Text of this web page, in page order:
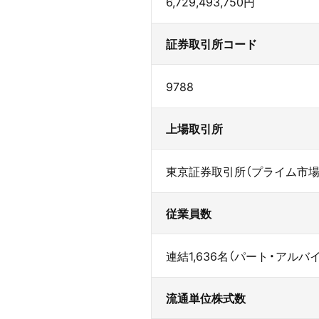
証券取引所コード
9788
上場取引所
東京証券取引所（プライム市場
従業員数
連結1,636名（パート・アルバ
流通単位株式数